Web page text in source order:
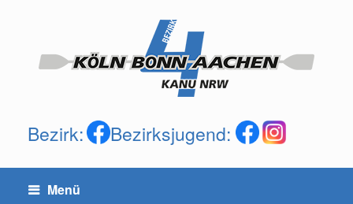
Bezirk: Bezirksjugend:
Menü